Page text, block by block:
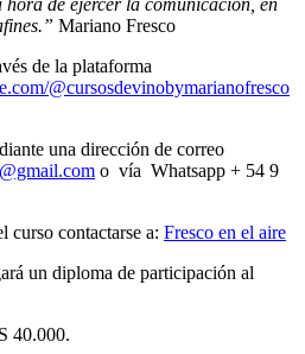
de ejercer la comunicación, en
Mariano Fresco
de la plataforma
@cursosdevinobymarianofresco
una dirección de correo
o vía Whatsapp + 54 9
curso contactarse a: Fresco en el aire
un diploma de participación al
40.000.